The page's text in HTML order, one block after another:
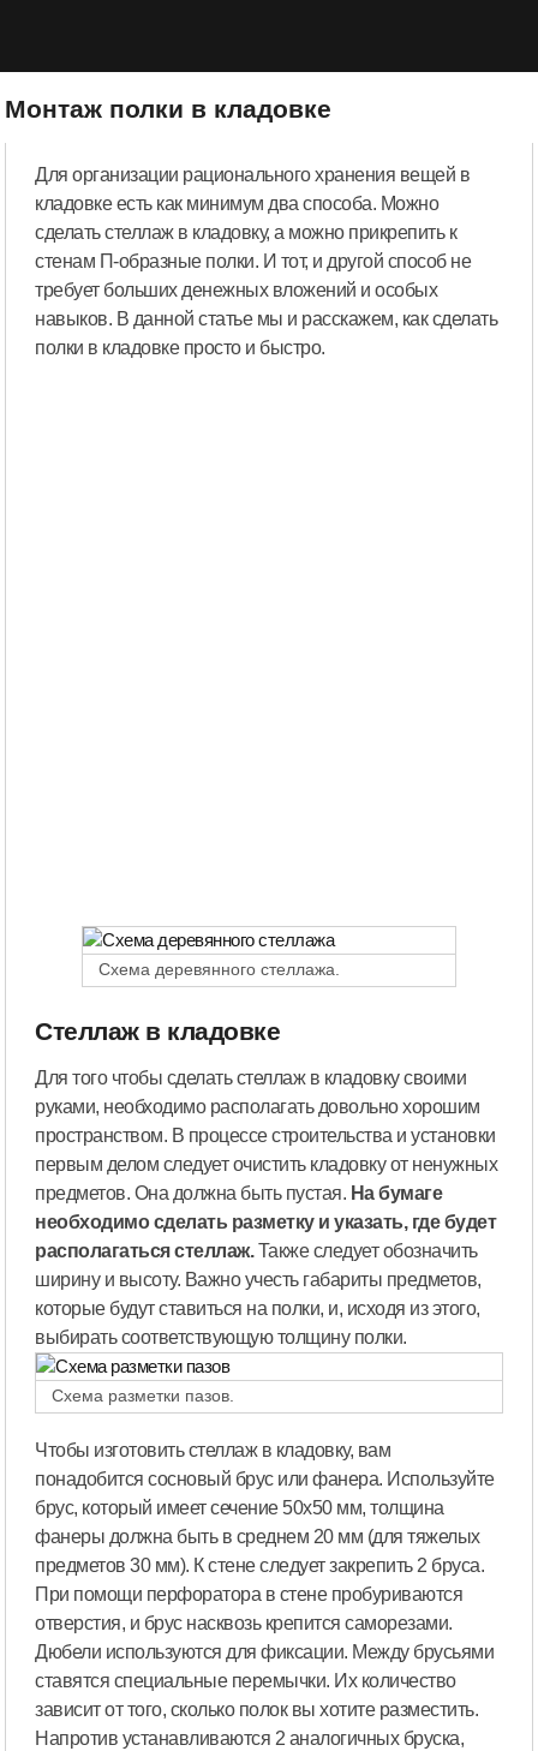
Монтаж полки в кладовке
Для организации рационального хранения вещей в
кладовке есть как минимум два способа. Можно
сделать стеллаж в кладовку, а можно прикрепить к
стенам П-образные полки. И тот, и другой способ не
требует больших денежных вложений и особых
навыков. В данной статье мы и расскажем, как сделать
полки в кладовке просто и быстро.
Схема деревянного стеллажа.
Стеллаж в кладовке
Для того чтобы сделать стеллаж в кладовку своими
руками, необходимо располагать довольно хорошим
пространством. В процессе строительства и установки
первым делом следует очистить кладовку от ненужных
предметов. Она должна быть пустая. На бумаге
необходимо сделать разметку и указать, где будет
располагаться стеллаж.Также следует обозначить
ширину и высоту. Важно учесть габариты предметов,
которые будут ставиться на полки, и, исходя из этого,
выбирать соответствующую толщину полки.
Схема разметки пазов.
Чтобы изготовить стеллаж в кладовку, вам
понадобится сосновый брус или фанера. Используйте
брус, который имеет сечение 50х50 мм, толщина
фанеры должна быть в среднем 20 мм (для тяжелых
предметов 30 мм). К стене следует закрепить 2 бруса.
При помощи перфоратора в стене пробуриваются
отверстия, и брус насквозь крепится саморезами.
Дюбели используются для фиксации. Между брусьями
ставятся специальные перемычки. Их количество
зависит от того, сколько полок вы хотите разместить.
Напротив устанавливаются 2 аналогичных бруска,